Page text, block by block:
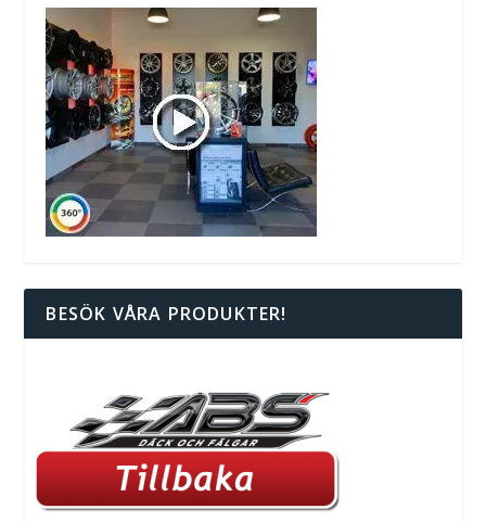
BESÖK VÅRA PRODUKTER!